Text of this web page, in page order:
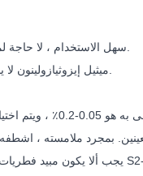
5) سهل الاستخدام ، لا حاجة لمركب مواد حافظة أخرى قابلة للذوبان في الماء للاستخدام الفردي.
6) ميثيل إيزوثيازولينون لا يحتوي على بارابين ، ولا فورمالديهايد ، ولا يسبب تهيج للعينين والجلد.
بمجرد ملامسته ،